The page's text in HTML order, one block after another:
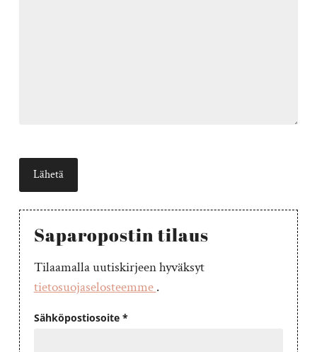
Saparopostin tilaus
Tilaamalla uutiskirjeen hyväksyt
tietosuojaselosteemme .
Sähköpostiosoite *